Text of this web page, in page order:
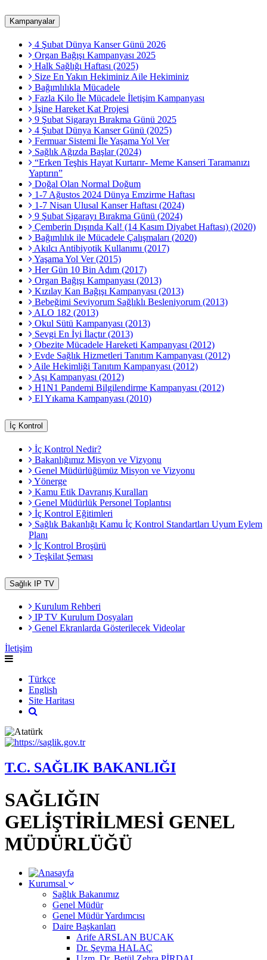
Kampanyalar
4 Şubat Dünya Kanser Günü 2026
Organ Bağışı Kampanyası 2025
Halk Sağlığı Haftası (2025)
Size En Yakın Hekiminiz Aile Hekiminiz
Bağımlılıkla Mücadele
Fazla Kilo İle Mücadele İletişim Kampanyası
İşine Hareket Kat Projesi
9 Şubat Sigarayı Bırakma Günü 2025
4 Şubat Dünya Kanser Günü (2025)
Fermuar Sistemi İle Yaşama Yol Ver
Sağlık Ağızda Başlar (2024)
“Erken Teşhis Hayat Kurtarır- Meme Kanseri Taramanızı
Yaptırın”
Doğal Olan Normal Doğum
1-7 Ağustos 2024 Dünya Emzirme Haftası
1-7 Nisan Ulusal Kanser Haftası (2024)
9 Şubat Sigarayı Bırakma Günü (2024)
Çemberin Dışında Kal! (14 Kasım Diyabet Haftası) (2020)
Bağımlılık ile Mücadele Çalışmaları (2020)
Akılcı Antibiyotik Kullanımı (2017)
Yaşama Yol Ver (2015)
Her Gün 10 Bin Adım (2017)
Organ Bağışı Kampanyası (2013)
Kızılay Kan Bağışı Kampanyası (2013)
Bebeğimi Seviyorum Sağlıklı Besleniyorum (2013)
ALO 182 (2013)
Okul Sütü Kampanyası (2013)
Sevgi En İyi İlaçtır (2013)
Obezite Mücadele Hareketi Kampanyası (2012)
Evde Sağlık Hizmetleri Tanıtım Kampanyası (2012)
Aile Hekimliği Tanıtım Kampanyası (2012)
Aşı Kampanyası (2012)
H1N1 Pandemi Bilgilendirme Kampanyası (2012)
El Yıkama Kampanyası (2010)
İç Kontrol
İç Kontrol Nedir?
Bakanlığımız Misyon ve Vizyonu
Genel Müdürlüğümüz Misyon ve Vizyonu
Yönerge
Kamu Etik Davranış Kuralları
Genel Müdürlük Personel Toplantısı
İç Kontrol Eğitimleri
Sağlık Bakanlığı Kamu İç Kontrol Standartları Uyum Eylem
Planı
İç Kontrol Broşürü
Teşkilat Şeması
Sağlık IP TV
Kurulum Rehberi
IP TV Kurulum Dosyaları
Genel Ekranlarda Gösterilecek Videolar
İletişim
Türkçe
English
Site Haritası
T.C. SAĞLIK BAKANLIĞI
SAĞLIĞIN
GELİŞTİRİLMESİ GENEL
MÜDÜRLÜĞÜ
Kurumsal
Sağlık Bakanımız
Genel Müdür
Genel Müdür Yardımcısı
Daire Başkanları
Arife ARSLAN BUCAK
Dr. Şeyma HALAÇ